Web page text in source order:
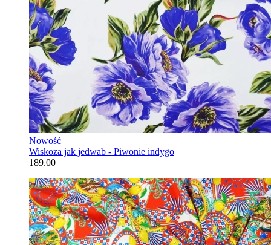
Nowość
Wiskoza jak jedwab - Piwonie indygo
189.00